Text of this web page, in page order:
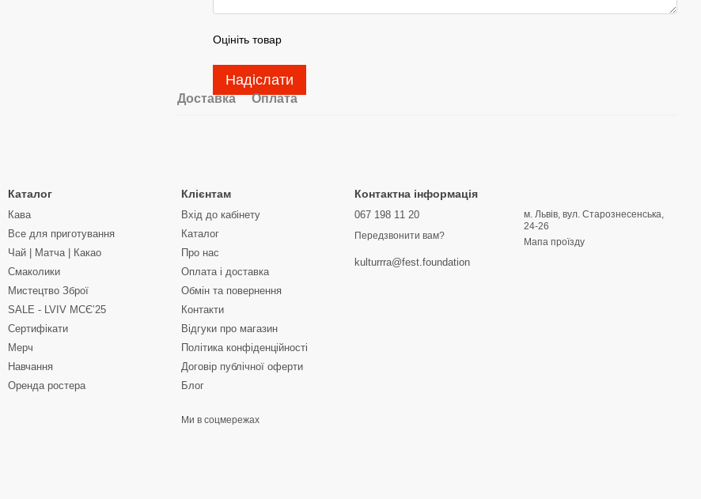
Оцініть товар
Надіслати
Доставка Оплата
Каталог
Кава
Все для приготування
Чай | Матча | Какао
Смаколики
Мистецтво Зброї
SALE - LVIV MCЄʼ25
Сертифікати
Мерч
Навчання
Оренда ростера
Клієнтам
Вхід до кабінету
Каталог
Про нас
Оплата і доставка
Обмін та повернення
Контакти
Відгуки про магазин
Політика конфіденційності
Договір публічної оферти
Блог
Ми в соцмережах
Контактна інформація
067 198 11 20
Передзвонити вам?
kulturrra@fest.foundation
м. Львів, вул. Старознесенська,
24-26
Мапа проїзду